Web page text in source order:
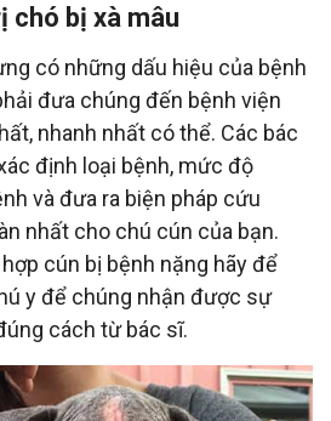
chó bị xà mâu
có những dấu hiệu của bệnh
đưa chúng đến bệnh viện
nhanh nhất có thể. Các bác
định loại bệnh, mức độ
và đưa ra biện pháp cứu
nhất cho chú cún của bạn.
cún bị bệnh nặng hãy để
y để chúng nhận được sự
cách từ bác sĩ.